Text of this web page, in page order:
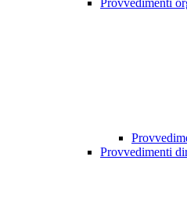
Provvedimenti
Provvedimenti